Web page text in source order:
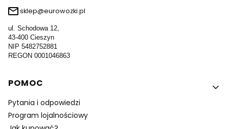
sklep@eurowozki.pl
ul. Schodowa 12,
43-400 Cieszyn
NIP 5482752881
REGON 0001046863
Linki w stopce
POMOC
Pytania i odpowiedzi
Program lojalnościowy